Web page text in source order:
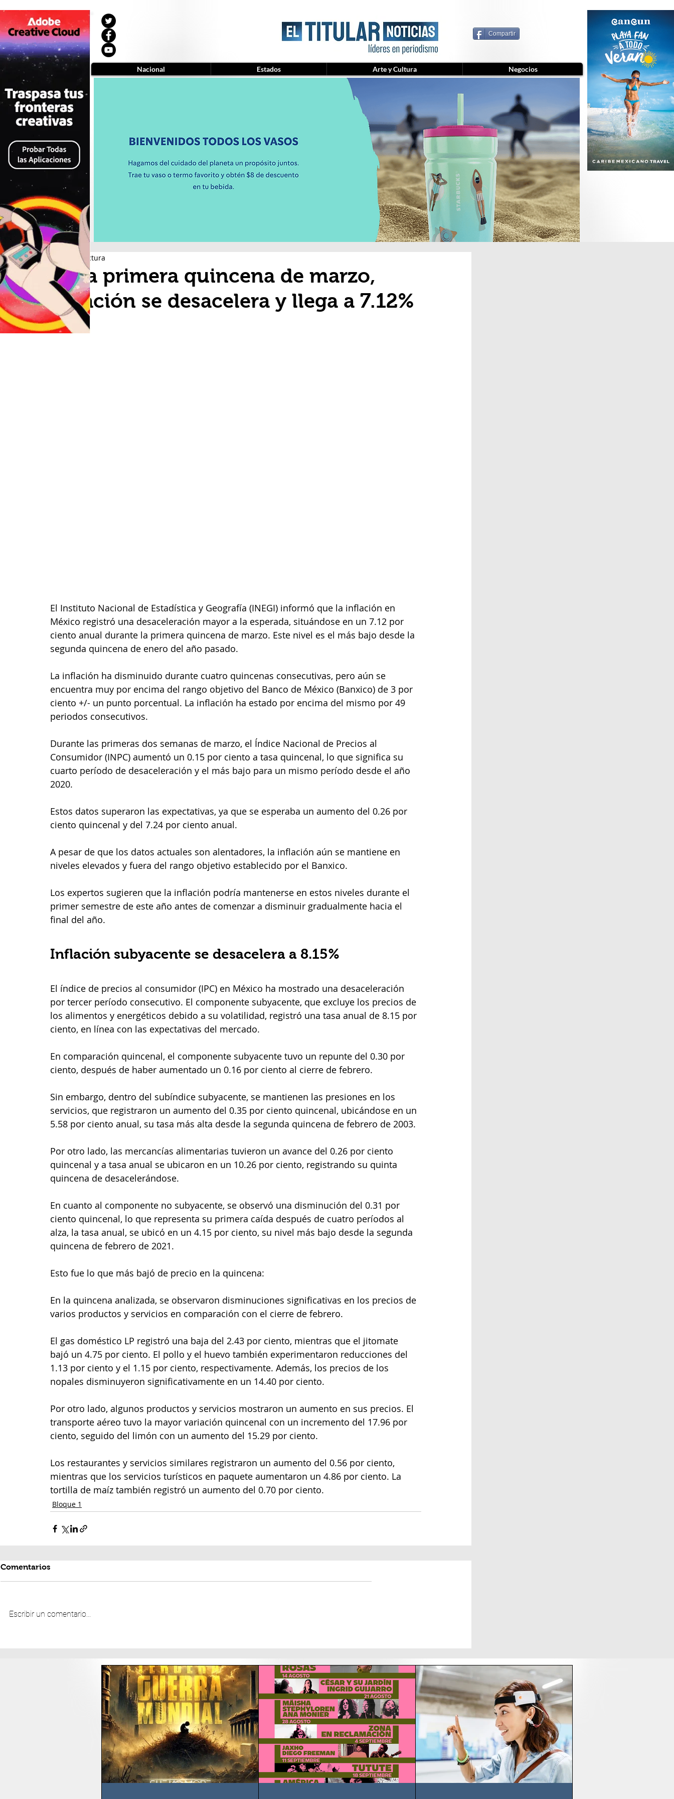
Compartir
En la primera quincena de marzo,
inflación se desacelera y llega a 7.12%
3 min de lectura
El Instituto Nacional de Estadística y Geografía (INEGI) informó que la inflación en
México registró una desaceleración mayor a la esperada, situándose en un 7.12 por
ciento anual durante la primera quincena de marzo. Este nivel es el más bajo desde la
segunda quincena de enero del año pasado.
La inflación ha disminuido durante cuatro quincenas consecutivas, pero aún se
encuentra muy por encima del rango objetivo del Banco de México (Banxico) de 3 por
ciento +/- un punto porcentual. La inflación ha estado por encima del mismo por 49
periodos consecutivos.
Durante las primeras dos semanas de marzo, el Índice Nacional de Precios al
Consumidor (INPC) aumentó un 0.15 por ciento a tasa quincenal, lo que significa su
cuarto período de desaceleración y el más bajo para un mismo período desde el año
2020.
Estos datos superaron las expectativas, ya que se esperaba un aumento del 0.26 por
ciento quincenal y del 7.24 por ciento anual.
A pesar de que los datos actuales son alentadores, la inflación aún se mantiene en
niveles elevados y fuera del rango objetivo establecido por el Banxico.
Los expertos sugieren que la inflación podría mantenerse en estos niveles durante el
primer semestre de este año antes de comenzar a disminuir gradualmente hacia el
final del año.
Inflación subyacente se desacelera a 8.15%
El índice de precios al consumidor (IPC) en México ha mostrado una desaceleración
por tercer período consecutivo. El componente subyacente, que excluye los precios de
los alimentos y energéticos debido a su volatilidad, registró una tasa anual de 8.15 por
ciento, en línea con las expectativas del mercado.
En comparación quincenal, el componente subyacente tuvo un repunte del 0.30 por
ciento, después de haber aumentado un 0.16 por ciento al cierre de febrero.
Sin embargo, dentro del subíndice subyacente, se mantienen las presiones en los
servicios, que registraron un aumento del 0.35 por ciento quincenal, ubicándose en un
5.58 por ciento anual, su tasa más alta desde la segunda quincena de febrero de 2003.
Por otro lado, las mercancías alimentarias tuvieron un avance del 0.26 por ciento
quincenal y a tasa anual se ubicaron en un 10.26 por ciento, registrando su quinta
quincena de desacelerándose.
En cuanto al componente no subyacente, se observó una disminución del 0.31 por
ciento quincenal, lo que representa su primera caída después de cuatro períodos al
alza, la tasa anual, se ubicó en un 4.15 por ciento, su nivel más bajo desde la segunda
quincena de febrero de 2021.
Esto fue lo que más bajó de precio en la quincena:
En la quincena analizada, se observaron disminuciones significativas en los precios de
varios productos y servicios en comparación con el cierre de febrero.
El gas doméstico LP registró una baja del 2.43 por ciento, mientras que el jitomate
bajó un 4.75 por ciento. El pollo y el huevo también experimentaron reducciones del
1.13 por ciento y el 1.15 por ciento, respectivamente. Además, los precios de los
nopales disminuyeron significativamente en un 14.40 por ciento.
Por otro lado, algunos productos y servicios mostraron un aumento en sus precios. El
transporte aéreo tuvo la mayor variación quincenal con un incremento del 17.96 por
ciento, seguido del limón con un aumento del 15.29 por ciento.
Los restaurantes y servicios similares registraron un aumento del 0.56 por ciento,
mientras que los servicios turísticos en paquete aumentaron un 4.86 por ciento. La
tortilla de maíz también registró un aumento del 0.70 por ciento.
Bloque 1
Comentarios
Escribir un comentario...
Nacional Estados Arte y Cultura Negocios